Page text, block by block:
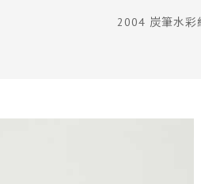
2004 炭筆水彩